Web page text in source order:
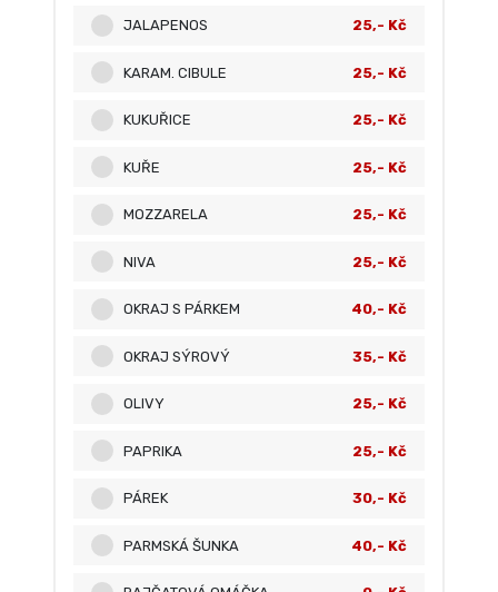
JALAPENOS 25,- Kč
KARAM. CIBULE 25,- Kč
KUKUŘICE 25,- Kč
KUŘE 25,- Kč
MOZZARELA 25,- Kč
NIVA 25,- Kč
OKRAJ S PÁRKEM 40,- Kč
OKRAJ SÝROVÝ 35,- Kč
OLIVY 25,- Kč
PAPRIKA 25,- Kč
PÁREK 30,- Kč
PARMSKÁ ŠUNKA 40,- Kč